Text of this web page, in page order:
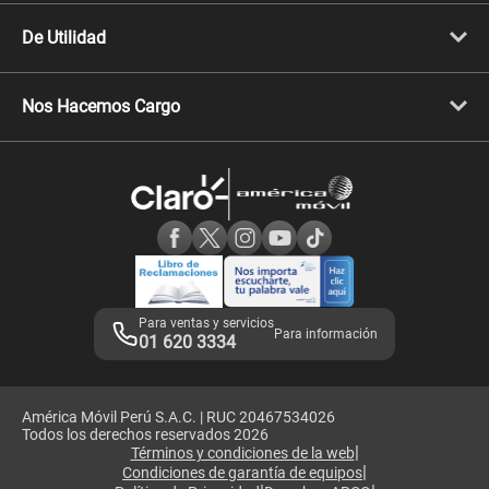
Celulares iPhone
Celulares Samsung
Celulares Motorola
De Utilidad
Llamada por llamada
Comprobantes electrónicos
Consulta de IMEI
Nos Hacemos Cargo
Consulta de reclamos
Adquirientes iPhone 6, 6S y SE
Mensaje de Seguridad
Términos y Condiciones de Tienda Claro
Libro de Reclamaciones
Legales de marketplace
Para ventas y servicios
01 620 3334 Para información
América Móvil Perú S.A.C. | RUC 20467534026
Todos los derechos reservados 2026
Términos y condiciones de la web|
Condiciones de garantía de equipos|